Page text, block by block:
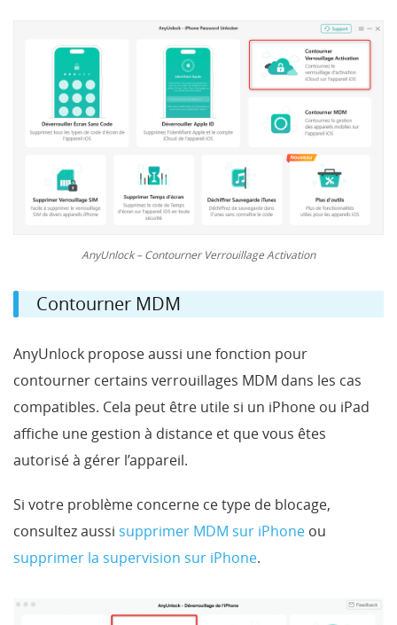
AnyUnlock – Contourner Verrouillage Activation
Contourner MDM
AnyUnlock propose aussi une fonction pour
contourner certains verrouillages MDM dans les cas
compatibles. Cela peut être utile si un iPhone ou iPad
affiche une gestion à distance et que vous êtes
autorisé à gérer l’appareil.
Si votre problème concerne ce type de blocage,
consultez aussi supprimer MDM sur iPhone ou
supprimer la supervision sur iPhone.